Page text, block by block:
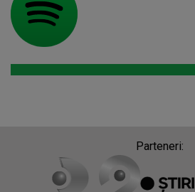
Parteneri: